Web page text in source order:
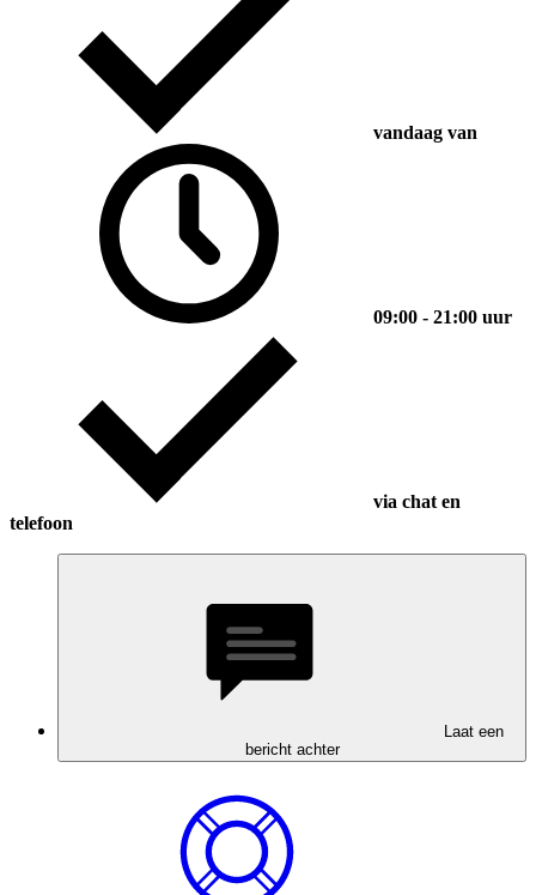
vandaag van
09:00 - 21:00 uur
via chat en
telefoon
Laat een
bericht achter